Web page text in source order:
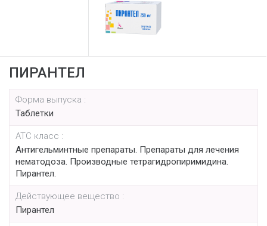
ПИРАНТЕЛ
Форма выпуска :
Таблетки
АТС класс :
Антигельминтные препараты. Препараты для лечения
нематодоза. Производные тетрагидропиримидина.
Пирантел.
Действующее вещество :
Пирантел